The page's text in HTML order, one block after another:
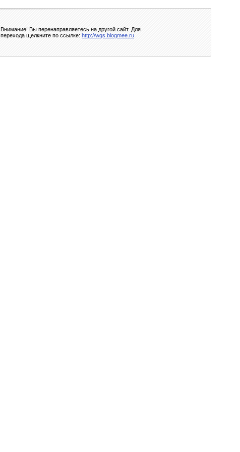
Внимание! Вы перенаправляетесь на другой сайт. Для
перехода щелкните по ссылке: http://wqs.blogmee.ru